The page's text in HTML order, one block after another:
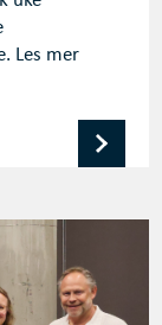
Les mer